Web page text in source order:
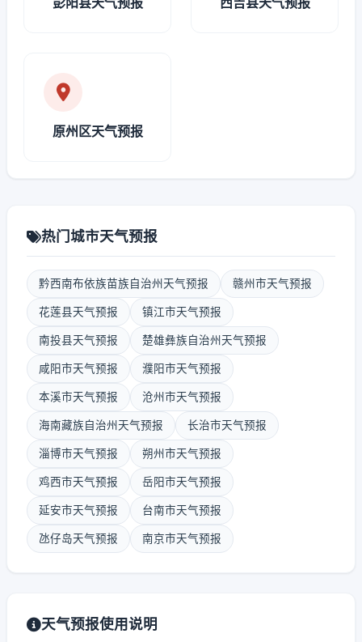
原州区天气预报
热门城市天气预报
黔西南布依族苗族自治州天气预报 赣州市天气预报
花莲县天气预报 镇江市天气预报
南投县天气预报 楚雄彝族自治州天气预报
咸阳市天气预报 濮阳市天气预报
本溪市天气预报 沧州市天气预报
海南藏族自治州天气预报 长治市天气预报
淄博市天气预报 朔州市天气预报
鸡西市天气预报 岳阳市天气预报
延安市天气预报 台南市天气预报
氹仔岛天气预报 南京市天气预报
天气预报使用说明